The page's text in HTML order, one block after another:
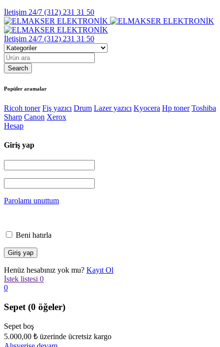
İletişim 24/7 (312) 231 31 50
İletişim 24/7 (312) 231 31 50
Popüler aramalar
Ricoh toner Fiş yazıcı Drum Lazer yazıcı Kyocera Hp toner Toshiba
Sharp Canon Xerox
Hesap
Giriş yap
Parolamı unuttum
Beni hatırla
Henüz hesabınız yok mu? Kayıt Ol
İstek listesi 0
0
Sepet (0 öğeler)
Sepet boş
5.000,00 ₺ üzerinde ücretsiz kargo